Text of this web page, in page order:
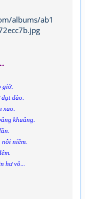
giờ.
dào.
xao.
khuâng.
niềm.
hư vô...